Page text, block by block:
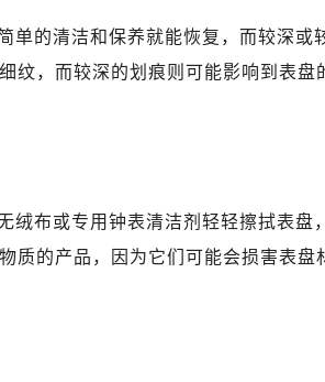
（需提前预约）
预约）
（需提前预约）
单的清洁和保养就能恢复，而较深或
纹，而较深的划痕则可能影响到表盘
绒布或专用钟表清洁剂轻轻擦拭表盘
质的产品，因为它们可能会损害表盘